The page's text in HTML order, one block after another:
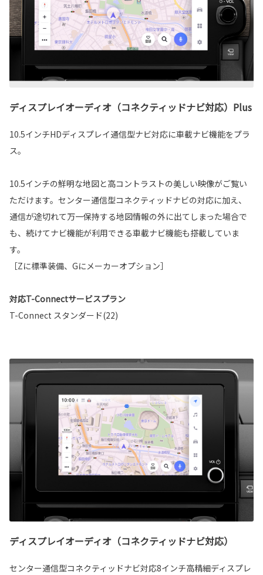
ディスプレイオーディオ（コネクティッドナビ対応）Plus
10.5インチHDディスプレイ通信型ナビ対応に車載ナビ機能をプラ
ス。
10.5インチの鮮明な地図と高コントラストの美しい映像がご覧い
ただけます。センター通信型コネクティッドナビの対応に加え、
通信が途切れて万一保持する地図情報の外に出てしまった場合で
も、続けてナビ機能が利用できる車載ナビ機能も搭載していま
す。
［Zに標準装備、Gにメーカーオプション］
対応T-Connectサービスプラン
T-Connect スタンダード(22)
ディスプレイオーディオ（コネクティッドナビ対応）
センター通信型コネクティッドナビ対応8インチ高精細ディスプレ